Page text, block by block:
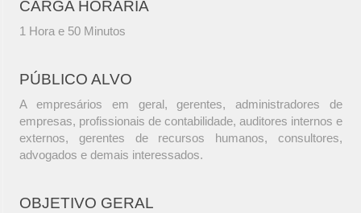
CARGA HORÁRIA
1 Hora e 50 Minutos
PÚBLICO ALVO
A empresários em geral, gerentes, administradores de
empresas, profissionais de contabilidade, auditores internos e
externos, gerentes de recursos humanos, consultores,
advogados e demais interessados.
OBJETIVO GERAL